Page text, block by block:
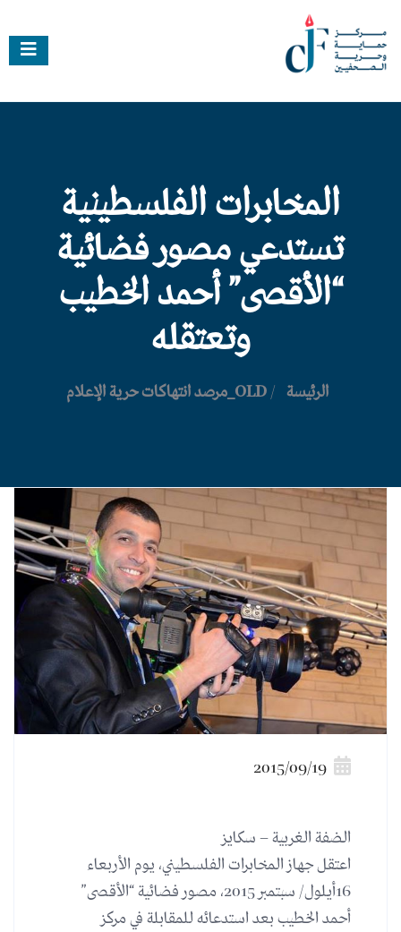
المخابرات الفلسطينية
تستدعي مصور فضائية
“الأقصى” أحمد الخطيب
وتعتقله
الرئيسة /OLD_مرصد انتهاكات حرية الإعلام
2015/09/19
الضفة الغربية – سكايز
اعتقل جهاز المخابرات الفلسطيني، يوم الأربعاء
16أيلول/ سبتمبر 2015، مصور فضائية “الأقصى”
أحمد الخطيب بعد استدعائه للمقابلة في مركز